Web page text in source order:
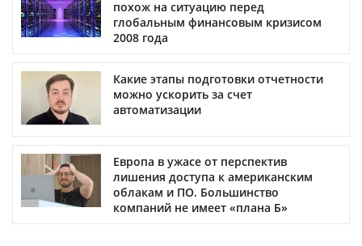
похож на ситуацию перед
глобальным финансовым кризисом
2008 года
Какие этапы подготовки отчетности
можно ускорить за счет
автоматизации
Европа в ужасе от перспектив
лишения доступа к американским
облакам и ПО. Большинство
компаний не имеет «плана Б»